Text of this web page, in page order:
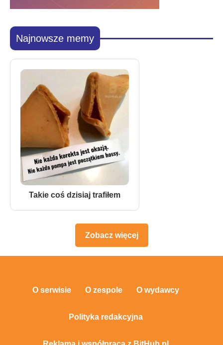
Najnowsze memy
Takie coś dzisiaj trafiłem
Zobacz więcej
O serwisie O zespole O wydawcy
Polityka redakcyjna